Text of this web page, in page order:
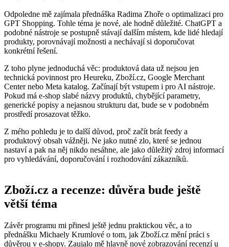
Odpoledne mě zajímala přednáška Radima Zhoře o optimalizaci pro
GPT Shopping. Tohle téma je nové, ale hodně důležité. ChatGPT a
podobné nástroje se postupně stávají dalším místem, kde lidé hledají
produkty, porovnávají možnosti a nechávají si doporučovat
konkrétní řešení.
Z toho plyne jednoduchá věc: produktová data už nejsou jen
technická povinnost pro Heureku, Zboží.cz, Google Merchant
Center nebo Meta katalog. Začínají být vstupem i pro AI nástroje.
Pokud má e-shop slabé názvy produktů, chybějící parametry,
generické popisy a nejasnou strukturu dat, bude se v podobném
prostředí prosazovat těžko.
Z mého pohledu je to další důvod, proč začít brát feedy a
produktový obsah vážněji. Ne jako nutné zlo, které se jednou
nastaví a pak na něj nikdo nesáhne, ale jako důležitý zdroj informací
pro vyhledávání, doporučování i rozhodování zákazníků.
Zboží.cz a recenze: důvěra bude ještě
větší téma
Závěr programu mi přinesl ještě jednu praktickou věc, a to
přednášku Michaely Krumlové o tom, jak Zboží.cz mění práci s
důvěrou v e-shopy. Zaujalo mě hlavně nové zobrazování recenzí u